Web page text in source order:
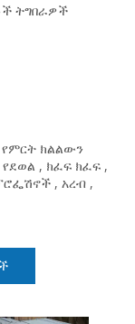
ትግበራዎች
የምርት ክልልውን
የደወል , ክፈፍ ክፈፍ ,
, አረብ ,